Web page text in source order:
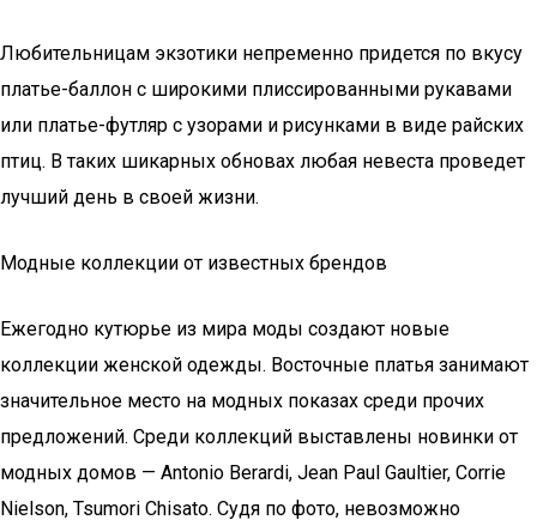
Любительницам экзотики непременно придется по вкусу
платье-баллон с широкими плиссированными рукавами
или платье-футляр с узорами и рисунками в виде райских
птиц. В таких шикарных обновах любая невеста проведет
лучший день в своей жизни.
Модные коллекции от известных брендов
Ежегодно кутюрье из мира моды создают новые
коллекции женской одежды. Восточные платья занимают
значительное место на модных показах среди прочих
предложений. Среди коллекций выставлены новинки от
модных домов — Antonio Berardi, Jean Paul Gaultier, Corrie
Nielson, Tsumori Chisato. Судя по фото, невозможно